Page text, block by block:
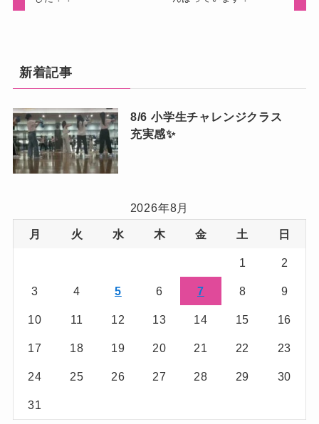
新着記事
8/6 小学生チャレンジクラス
充実感✨
2026年8月
月 火 水 木 金 土 日
1 2
3 4 5 6 7 8 9
10 11 12 13 14 15 16
17 18 19 20 21 22 23
24 25 26 27 28 29 30
31